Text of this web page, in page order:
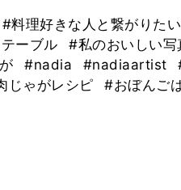
#料理好きな人と繋がりたい
ーブル #私のおいしい写
#nadia #nadiaartist
じゃがレシピ #おぼんご